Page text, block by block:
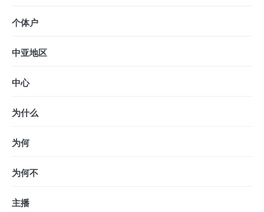
个体户
中亚地区
中心
为什么
为何
为何不
主播